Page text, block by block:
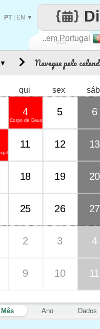
Faça
..em Portugal
PT| EN ▼
Navegue pelo
Mês Ano Dados
qui sex sáb
Corpo de Deus
4 5 6
11 12 13
18 19 20
25 26 27
2 3 4
9 10 11
▼